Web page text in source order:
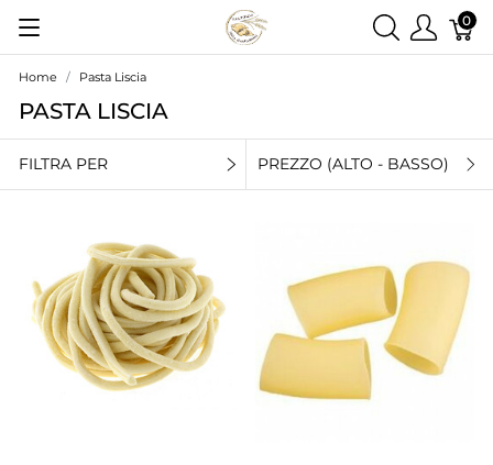
0
Home Pasta Liscia
PASTA LISCIA
FILTRA PER PREZZO (ALTO - BASSO)